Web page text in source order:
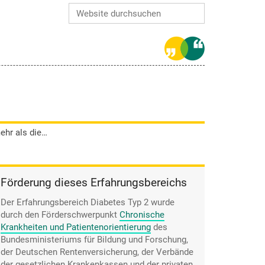
Erweiterte Suche…
Antonia Winkler benötigt nicht mehr als die von ihrer Krankenkasse finanzierten Teststreifen und fühlt sich zudem gut informiert durch diese.
Förderung dieses Erfahrungsbereichs
Der Erfahrungsbereich Diabetes Typ 2 wurde
durch den Förderschwerpunkt Chronische
Krankheiten und Patientenorientierung des
Bundesministeriums für Bildung und Forschung,
der Deutschen Rentenversicherung, der Verbände